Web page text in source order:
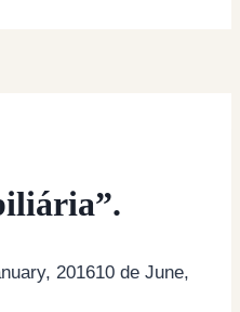
201610 de June,